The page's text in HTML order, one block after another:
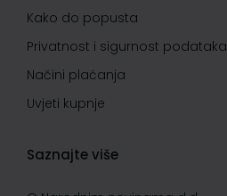
Kako do popusta
Privatnost i sigurnost podataka
Načini plaćanja
Uvjeti kupnje
Saznajte više